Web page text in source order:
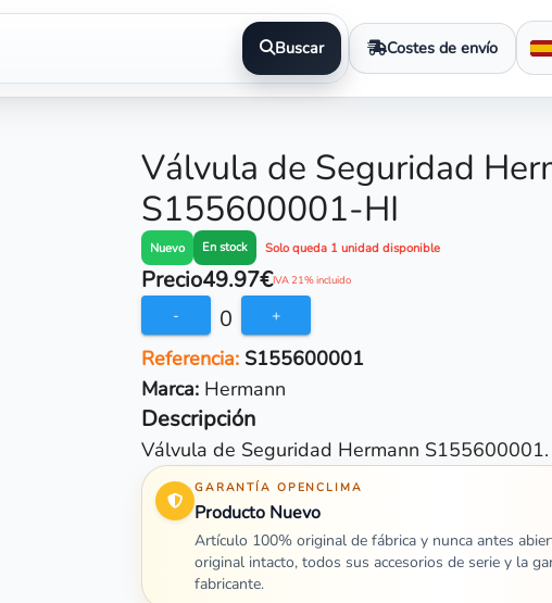
Buscar Costes de envío
Válvula de Seguridad
S155600001-HI
Nuevo En stock Solo queda 1 unidad disponible
Precio49.97€IVA 21% incluido
- 0 +
Referencia:S155600001
Marca: Hermann
Descripción
Válvula de Seguridad Hermann S155600001.
GARANTÍA OPENCLIMA
Producto Nuevo
Artículo 100% original de fábrica y nunca antes
original intacto, todos sus accesorios de serie y la
fabricante.